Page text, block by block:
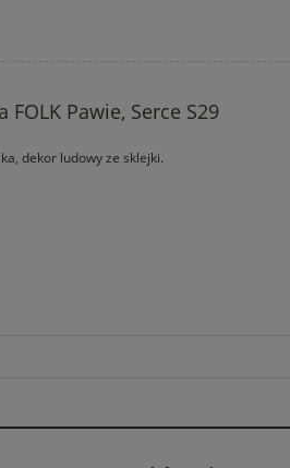
FOLK Pawie, Serce S29
dekor ludowy ze sklejki.